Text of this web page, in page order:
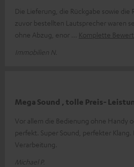
Die Lieferung, die Rückgabe sowie die
zuvor bestellten Lautsprecher waren
ohne Abzug, enor
Komplette
Immobilien N.
Mega Sound , tolle Preis-
Vor allem die Bedienung ohne Handy
perfekt. Super Sound, perfekter
Verarbeitung.
Michael P.